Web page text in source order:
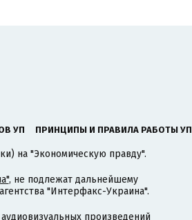
УП ПРИНЦИПЫ И ПРАВИЛА РАБОТЫ УП
на "Экономическую правду".
, не подлежат дальнейшему
"Интерфакс-Украина".
произведений